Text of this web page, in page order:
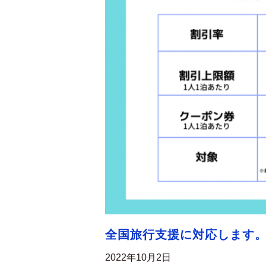
全国旅行支援に対応します
2022年10月2日